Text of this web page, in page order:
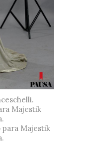
Majestik
para Majestik